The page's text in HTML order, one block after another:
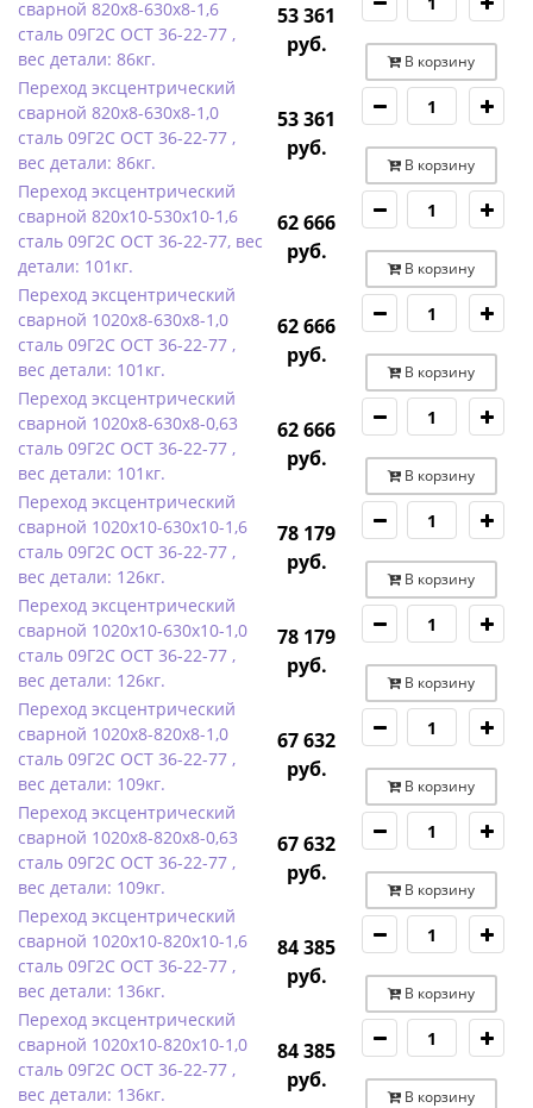
сварной 820х8-630х8-1,6
сталь 09Г2С ОСТ 36-22-77 ,
вес детали: 86кг.
53 361
руб.
В корзину
Переход эксцентрический
сварной 820х8-630х8-1,0
сталь 09Г2С ОСТ 36-22-77 ,
вес детали: 86кг.
53 361
руб.
В корзину
Переход эксцентрический
сварной 820х10-530х10-1,6
сталь 09Г2С ОСТ 36-22-77, вес
детали: 101кг.
62 666
руб.
В корзину
Переход эксцентрический
сварной 1020х8-630х8-1,0
сталь 09Г2С ОСТ 36-22-77 ,
вес детали: 101кг.
62 666
руб.
В корзину
Переход эксцентрический
сварной 1020х8-630х8-0,63
сталь 09Г2С ОСТ 36-22-77 ,
вес детали: 101кг.
62 666
руб.
В корзину
Переход эксцентрический
сварной 1020х10-630х10-1,6
сталь 09Г2С ОСТ 36-22-77 ,
вес детали: 126кг.
78 179
руб.
В корзину
Переход эксцентрический
сварной 1020х10-630х10-1,0
сталь 09Г2С ОСТ 36-22-77 ,
вес детали: 126кг.
78 179
руб.
В корзину
Переход эксцентрический
сварной 1020х8-820х8-1,0
сталь 09Г2С ОСТ 36-22-77 ,
вес детали: 109кг.
67 632
руб.
В корзину
Переход эксцентрический
сварной 1020х8-820х8-0,63
сталь 09Г2С ОСТ 36-22-77 ,
вес детали: 109кг.
67 632
руб.
В корзину
Переход эксцентрический
сварной 1020х10-820х10-1,6
сталь 09Г2С ОСТ 36-22-77 ,
вес детали: 136кг.
84 385
руб.
В корзину
Переход эксцентрический
сварной 1020х10-820х10-1,0
сталь 09Г2С ОСТ 36-22-77 ,
вес детали: 136кг.
84 385
руб.
В корзину